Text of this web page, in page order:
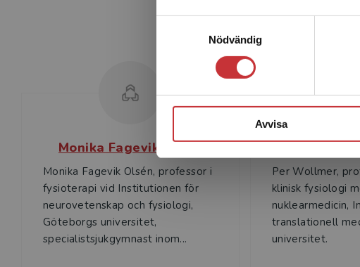
Nödvändig
Avvisa
Monika Fagevik Olsén
Monika Fagevik Olsén, professor i
fysioterapi vid Institutionen för
neurovetenskap och fysiologi,
Göteborgs universitet,
specialistsjukgymnast inom...
Per
Per Wollmer,
klinisk fysiologi
nuklearmedicin,
translationell
universitet.